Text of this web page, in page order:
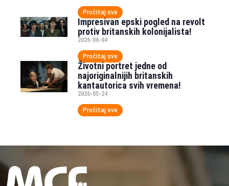
Pročitaj sve
Impresivan epski pogled na revolt
protiv britanskih kolonijalista!
2026-06-04
Pročitaj sve
Životni portret jedne od
najoriginalnijih britanskih
kantautorica svih vremena!
2026-05-24
Pročitaj sve